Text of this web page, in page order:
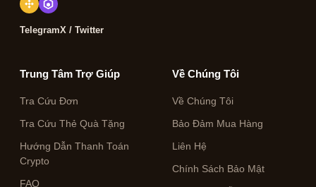
TelegramX / Twitter
Trung Tâm Trợ Giúp
Tra Cứu Đơn
Tra Cứu Thẻ Quà Tặng
Hướng Dẫn Thanh Toán
Crypto
FAQ
Về Chúng Tôi
Về Chúng Tôi
Bảo Đảm Mua Hàng
Liên Hệ
Chính Sách Bảo Mật